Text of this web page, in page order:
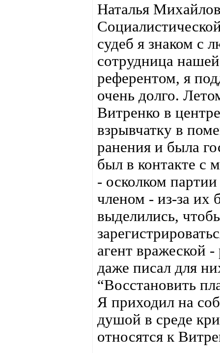
Наталья
судеб я знаком
сотрудница
референтом, я
очень долго.
Витренко в
взрывчатку в
ранения и была
был в контакте с
- осколком
членом - из-за их
выделились,
агент вражеской
даже писал для
“Восстановить
Я приходил на
душой в среде
относятся к